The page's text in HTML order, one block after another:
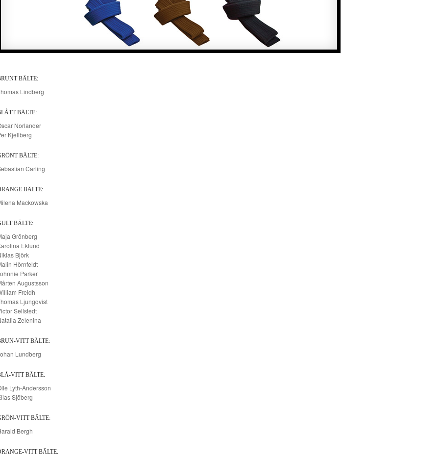
BÄLTE:
Lindberg
BÄLTE:
Norlander
Kjellberg
BÄLTE:
Carling
BÄLTE:
Mackowska
BÄLTE:
Grönberg
Eklund
Björk
Hörnfeldt
Parker
Augustsson
Freidh
Ljungqvist
Sellstedt
Zelenina
VITT BÄLTE:
Lundberg
VITT BÄLTE:
Lyth-Andersson
Sjöberg
VITT BÄLTE:
Bergh
VITT BÄLTE: